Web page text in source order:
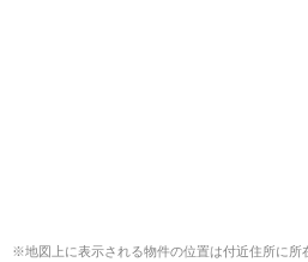
※地図上に表示される物件の位置は付近住所に所